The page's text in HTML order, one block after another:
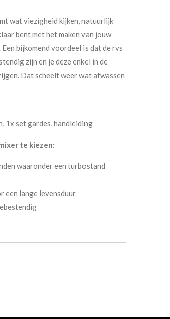
wat viezigheid kijken, natuurlijk
bent met het maken van jouw
bijkomend voordeel is dat de rvs
zijn en je deze enkel in de
Dat scheelt weer wat afwassen
1x set gardes, handleiding
te kiezen:
waaronder een turbostand
een lange levensduur